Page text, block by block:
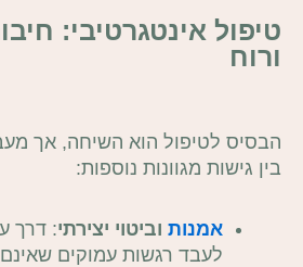
טיפול אינטגרטיבי:
ורוח
הבסיס לטיפול הוא השיחה, אך
בין גישות מגוונות נוספות:
אמנות וביטוי יצירתי: דרך
לעבד רגשות עמוקים